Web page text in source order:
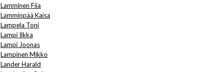
Lamminen Fiia
Lamminpää Kaisa
Lampela Toni
Lampi Ilkka
Lampi Joonas
Lampinen Mikko
Lander Harald